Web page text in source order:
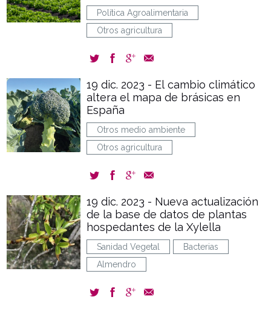
Política Agroalimentaria
Otros agricultura
19 dic. 2023 - El cambio climático
altera el mapa de brásicas en
España
Otros medio ambiente
Otros agricultura
19 dic. 2023 - Nueva actualización
de la base de datos de plantas
hospedantes de la Xylella
Sanidad Vegetal
Bacterias
Almendro